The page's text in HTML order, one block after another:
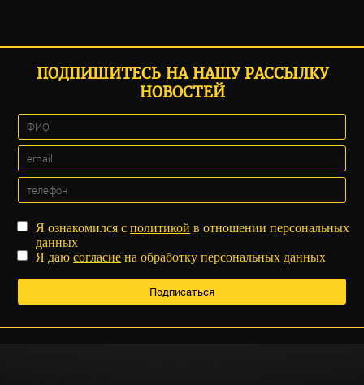
ПОДПИШИТЕСЬ НА НАШУ РАССЫЛКУ
НОВОСТЕЙ
Я ознакомился сполитикой в отношении персональных
данных
Я даюсогласие на обработку персональных данных